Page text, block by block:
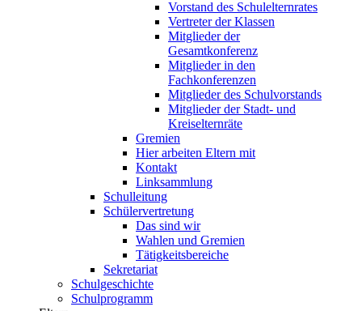
Vorstand des Schulelternrates
Vertreter der Klassen
Mitglieder der
Gesamtkonferenz
Mitglieder in den
Fachkonferenzen
Mitglieder des Schulvorstands
Mitglieder der Stadt- und
Kreiselternräte
Gremien
Hier arbeiten Eltern mit
Kontakt
Linksammlung
Schulleitung
Schülervertretung
Das sind wir
Wahlen und Gremien
Tätigkeitsbereiche
Sekretariat
Schulgeschichte
Schulprogramm